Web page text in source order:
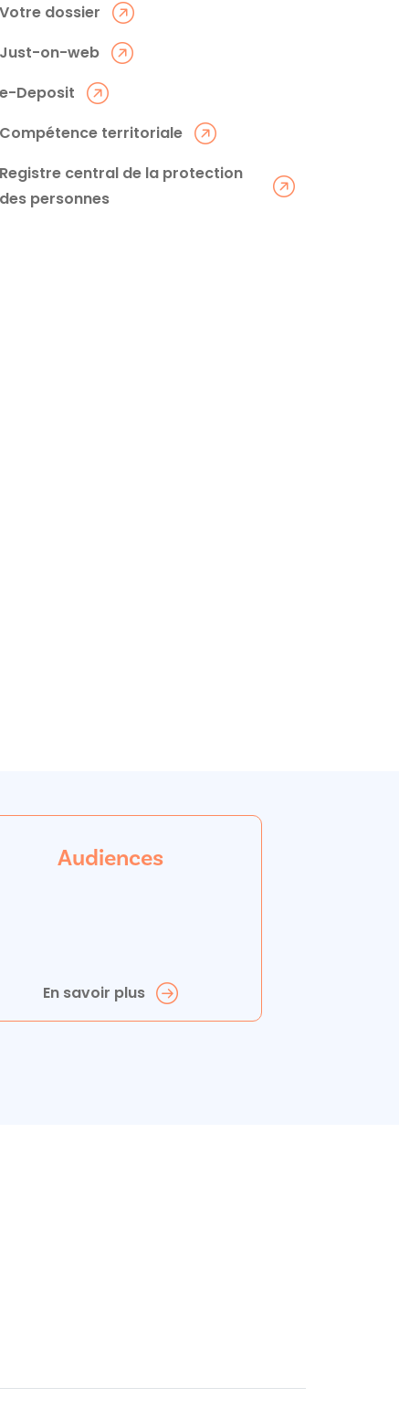
Votre dossier
Just-on-web
e-Deposit
Compétence territoriale
Registre central de la protection
des personnes
Audiences
En savoir plus